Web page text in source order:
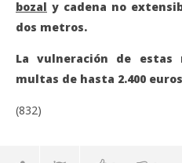
bozal y cadena no
dos metros.
La vulneración de estas
multas de hasta 2.400
(832)